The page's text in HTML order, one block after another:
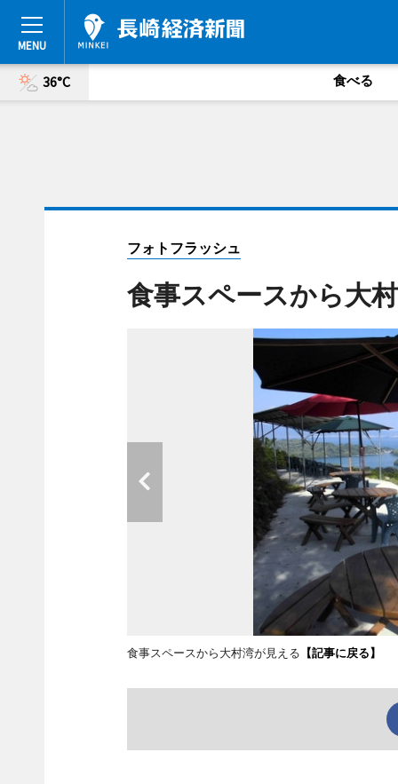
36°C 食べる
フォトフラッシュ
食事スペースから大
食事スペースから大村湾が見える 【記事に戻る】